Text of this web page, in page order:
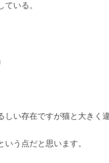
いる。
しい存在ですが猫と大きく
う点だと思います。